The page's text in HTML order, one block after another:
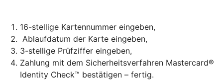
16-stellige Kartennummer eingeben,
Ablaufdatum der Karte eingeben,
3-stellige Prüfziffer eingeben,
Zahlung mit dem Sicherheitsverfahren Mastercard®
Identity Check™ bestätigen – fertig.